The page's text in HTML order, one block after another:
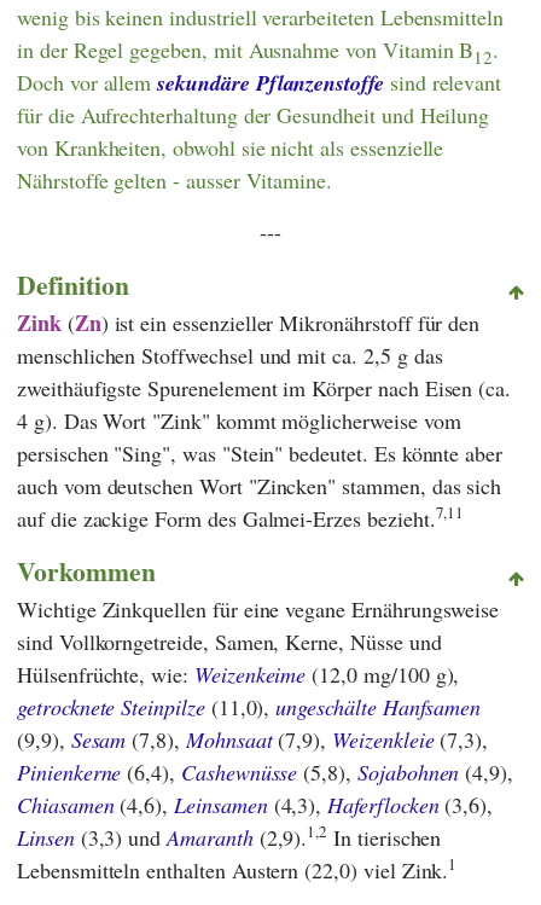
wenig bis keinen industriell verarbeiteten Lebensmitteln
in der Regel gegeben, mit Ausnahme von Vitamin B12.
Doch vor allem sekundäre Pflanzenstoffe sind relevant
für die Aufrechterhaltung der Gesundheit und Heilung
von Krankheiten, obwohl sie nicht als essenzielle
Nährstoffe gelten - ausser Vitamine.
---
Definition
Zink(Zn) ist ein essenzieller Mikronährstoff für den
menschlichen Stoffwechsel und mit ca. 2,5 g das
zweithäufigste Spurenelement im Körper nach Eisen (ca.
4 g). Das Wort "Zink" kommt möglicherweise vom
persischen "Sing", was "Stein" bedeutet. Es könnte aber
auch vom deutschen Wort "Zincken" stammen, das sich
auf die zackige Form des Galmei-Erzes bezieht.7,11
Vorkommen
Wichtige Zinkquellen für eine vegane Ernährungsweise
sind Vollkorngetreide, Samen, Kerne, Nüsse und
Hülsenfrüchte, wie: Weizenkeime (12,0 mg/100 g),
getrocknete Steinpilze(11,0),ungeschälte Hanfsamen
(9,9), Sesam (7,8),Mohnsaat(7,9), Weizenkleie(7,3),
Pinienkerne (6,4), Cashewnüsse (5,8), Sojabohnen (4,9),
Chiasamen(4,6),Leinsamen(4,3),Haferflocken(3,6),
Linsen(3,3) undAmaranth(2,9).1,2 In tierischen
Lebensmitteln enthalten Austern (22,0) viel Zink.1